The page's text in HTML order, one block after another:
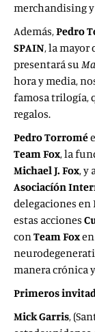
merchandising y
Además,Pedro
SPAIN, la mayor
presentará su
hora y media,
famosa trilogía,
regalos.
Pedro Torromé
Team Fox, la
Michael J. Fox, y
Asociacíón
delegaciones en
estas acciones
conTeam Foxen
manera crónica
Primeros
Mick Garris,